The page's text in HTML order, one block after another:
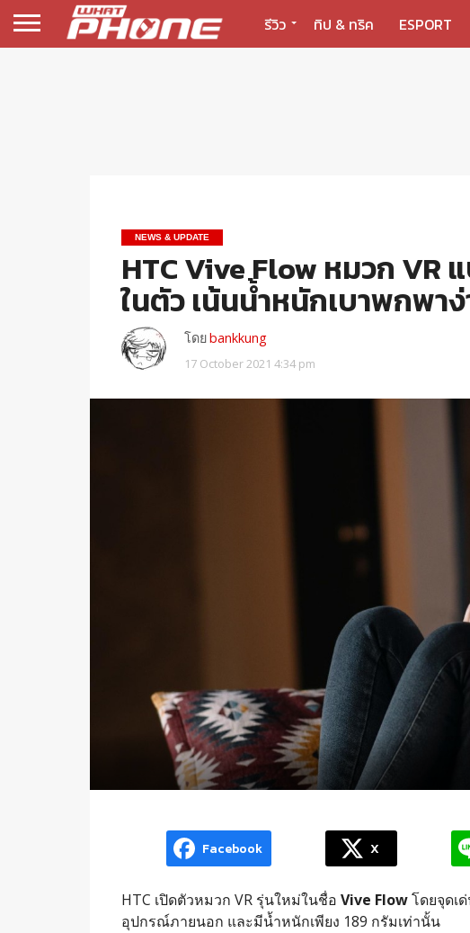
รีวิว ทิป & ทริค ESPORT
NEWS & UPDATE
HTC Vive Flow หมวก
ในตัว เน้นน้ำหนักเบาพกพา
โดยbankkung
17 October 2021 4:34 pm
Facebook X
HTC เปิดตัวหมวก VR รุ่นใหม่ในชื่อ Vive Flowโดยจุดเ
อุปกรณ์ภายนอก และมีน้ำหนักเพียง 189 กรัมเท่านั้น